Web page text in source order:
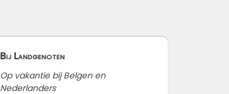
Bij Landgenoten
Op vakantie bij Belgen en
Nederlanders